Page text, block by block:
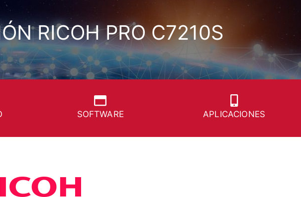
RICOH PRO C7210S
SOFTWARE APLICACIONES